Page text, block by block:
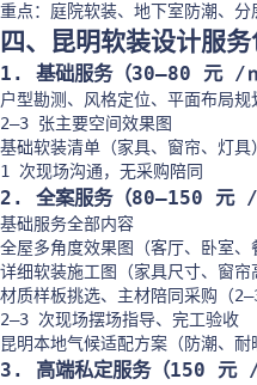
重点：庭院软装、地下室防潮、
四、昆明软装设计服
1. 基础服务（30–80 元 /㎡
户型勘测、风格定位、平面布局规
2–3 张主要空间效果图
基础软装清单（家具、窗帘、灯具）
1 次现场沟通，无采购陪同
2. 全案服务（80–150 元 /
基础服务全部内容
全屋多角度效果图（客厅、卧室、
详细软装施工图（家具尺寸、窗帘
材质样板挑选、主材陪同采购（
2–3 次现场摆场指导、完工验收
昆明本地气候适配方案（防潮、耐
3. 高端私定服务（150 元 /